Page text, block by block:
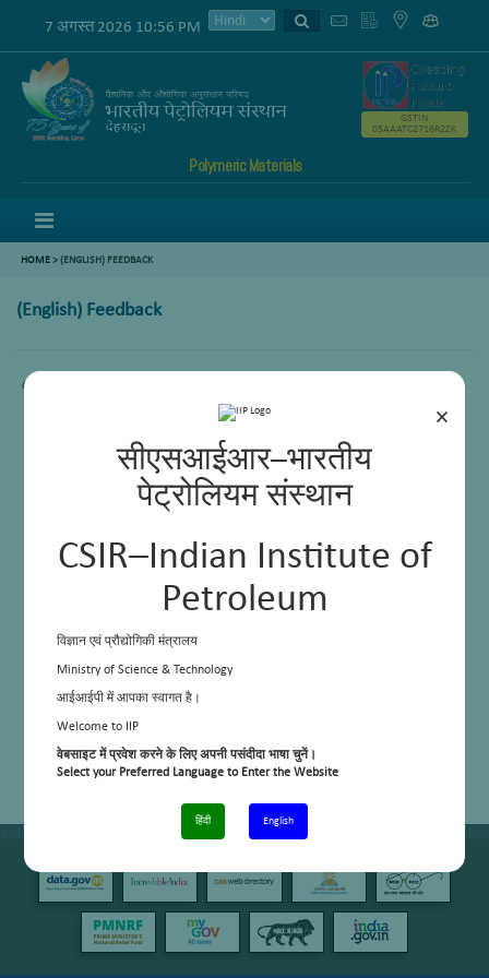
×
सीएसआईआर–भारतीय
पेट्रोलियम संस्थान
CSIR–Indian Institute of
Petroleum
विज्ञान एवं प्रौद्योगिकी मंत्रालय
Ministry of Science & Technology
आईआईपी में आपका स्वागत है।
Welcome to IIP
वेबसाइट में प्रवेश करने के लिए अपनी पसंदीदा भाषा चुनें।
Select your Preferred Language to Enter the Website
हिंदी English
7 अगस्त 2026 10:56 PM
Polymeric Materials
GSTIN
05AAATC2716R2ZK
HOME>(ENGLISH) FEEDBACK
(English) Feedback
Content not available.